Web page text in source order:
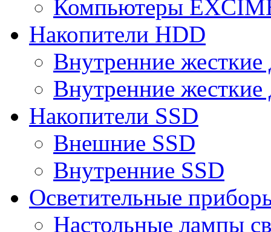
Компьютеры
Накопители HDD
Внутренние
Внутренние
Накопители SSD
Внешние SSD
Внутренние SSD
Осветительные
Настольные лампы